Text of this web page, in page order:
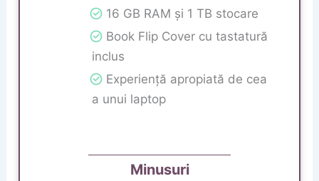
16 GB RAM și 1 TB stocare
Book Flip Cover cu tastatură
inclus
Experiență apropiată de cea
a unui laptop
Minusuri